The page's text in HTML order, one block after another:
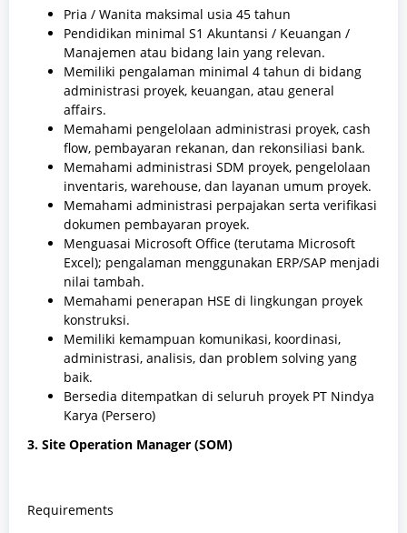
Pria / Wanita maksimal usia 45 tahun
Pendidikan minimal S1 Akuntansi / Keuangan /
Manajemen atau bidang lain yang relevan.
Memiliki pengalaman minimal 4 tahun di bidang
administrasi proyek, keuangan, atau general
affairs.
Memahami pengelolaan administrasi proyek, cash
flow, pembayaran rekanan, dan rekonsiliasi bank.
Memahami administrasi SDM proyek, pengelolaan
inventaris, warehouse, dan layanan umum proyek.
Memahami administrasi perpajakan serta verifikasi
dokumen pembayaran proyek.
Menguasai Microsoft Office (terutama Microsoft
Excel); pengalaman menggunakan ERP/SAP menjadi
nilai tambah.
Memahami penerapan HSE di lingkungan proyek
konstruksi.
Memiliki kemampuan komunikasi, koordinasi,
administrasi, analisis, dan problem solving yang
baik.
Bersedia ditempatkan di seluruh proyek PT Nindya
Karya (Persero)
3. Site Operation Manager (SOM)
Requirements